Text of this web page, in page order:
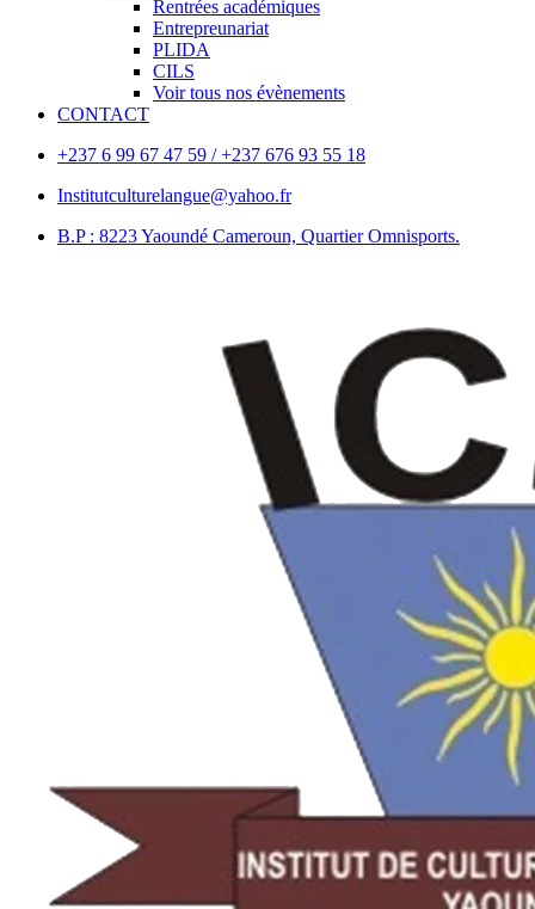
Rentrées académiques
Entrepreunariat
PLIDA
CILS
Voir tous nos évènements
CONTACT
+237 6 99 67 47 59 / +237 676 93 55 18
Institutculturelangue@yahoo.fr
B.P : 8223 Yaoundé Cameroun, Quartier Omnisports.